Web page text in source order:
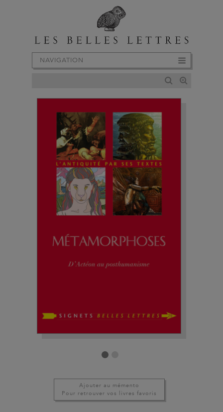
NAVIGATION
Ajouter au mémento
Pour retrouver vos livres favoris